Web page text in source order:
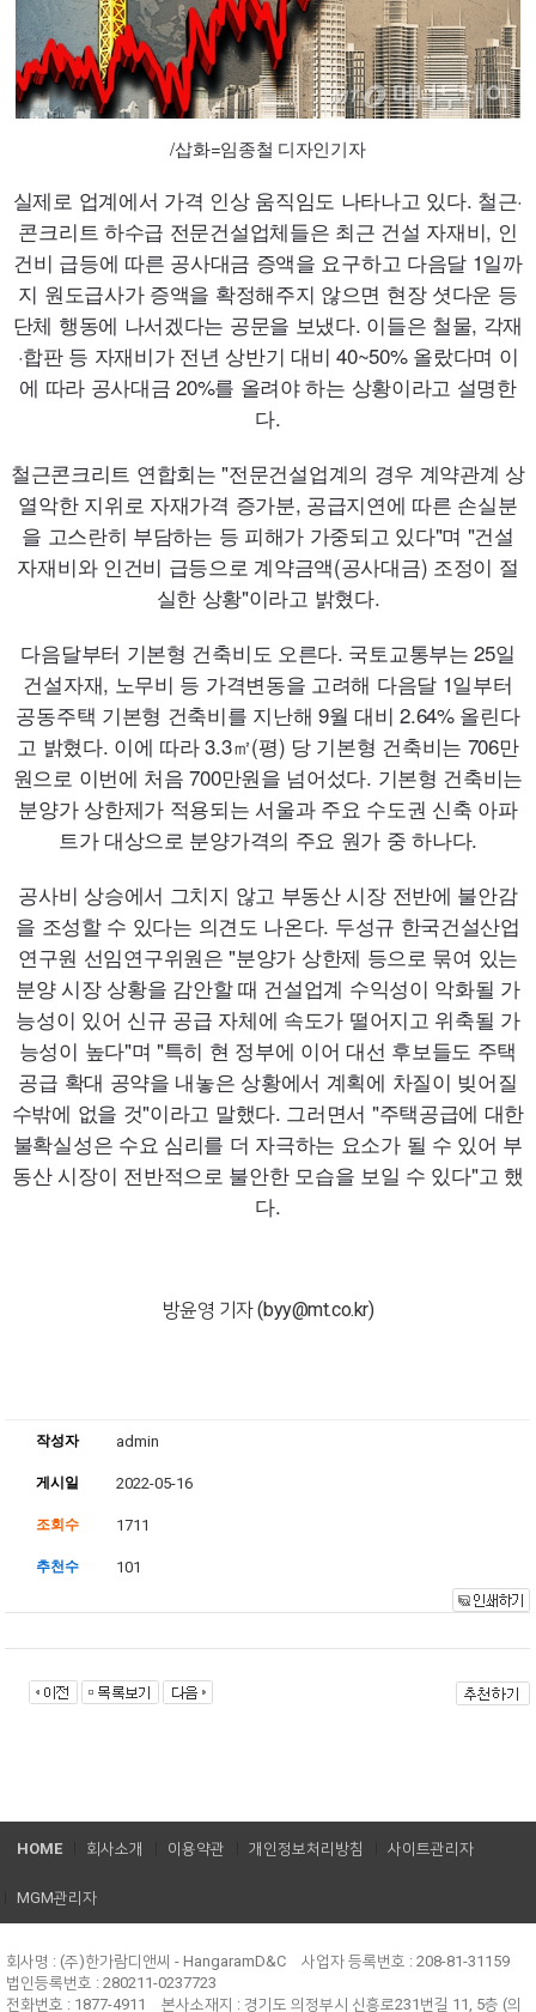
/삽화=임종철 디자인기자
실제로 업계에서 가격 인상 움직임도 나타나고 있다. 철근·
콘크리트 하수급 전문건설업체들은 최근 건설 자재비, 인
건비 급등에 따른 공사대금 증액을 요구하고 다음달 1일까
지 원도급사가 증액을 확정해주지 않으면 현장 셧다운 등
단체 행동에 나서겠다는 공문을 보냈다. 이들은 철물, 각재
·합판 등 자재비가 전년 상반기 대비40~50% 올랐다며 이
에 따라 공사대금20%를 올려야 하는 상황이라고 설명한
다.
철근콘크리트 연합회는 "전문건설업계의 경우 계약관계 상
열악한 지위로 자재가격 증가분, 공급지연에 따른 손실분
을 고스란히 부담하는 등 피해가 가중되고 있다"며 "건설
자재비와 인건비 급등으로 계약금액(공사대금) 조정이 절
실한 상황"이라고 밝혔다.
다음달부터 기본형 건축비도 오른다. 국토교통부는25일
건설자재, 노무비 등 가격변동을 고려해 다음달 1일부터
공동주택 기본형 건축비를 지난해 9월 대비2.64% 올린다
고 밝혔다. 이에 따라3.3㎡(평) 당 기본형 건축비는 706만
원으로 이번에 처음700만원을 넘어섰다. 기본형 건축비는
분양가 상한제가 적용되는 서울과 주요 수도권 신축 아파
트가 대상으로 분양가격의 주요 원가 중 하나다.
공사비 상승에서 그치지 않고 부동산 시장 전반에 불안감
을 조성할 수 있다는 의견도 나온다. 두성규 한국건설산업
연구원 선임연구위원은 "분양가 상한제 등으로 묶여 있는
분양 시장 상황을 감안할 때 건설업계 수익성이 악화될 가
능성이 있어 신규 공급 자체에 속도가 떨어지고 위축될 가
능성이 높다"며 "특히 현 정부에 이어 대선 후보들도 주택
공급 확대 공약을 내놓은 상황에서 계획에 차질이 빚어질
수밖에 없을 것"이라고 말했다. 그러면서 "주택공급에 대한
불확실성은 수요 심리를 더 자극하는 요소가 될 수 있어 부
동산 시장이 전반적으로 불안한 모습을 보일 수 있다"고 했
다.
방윤영 기자 (byy@mt.co.kr)
작성자 admin
게시일 2022-05-16
조회수 1711
추천수 101
HOME 회사소개 이용약관 개인정보처리방침 사이트관리자
MGM관리자
회사명 : (주)한가람디앤씨 - HangaramD&C
사업자 등록번호 : 208-81-31159
법인등록번호 : 280211-0237723
전화번호 : 1877-4911
본사소재지 : 경기도 의정부시 신흥로231번길 11, 5층 (의